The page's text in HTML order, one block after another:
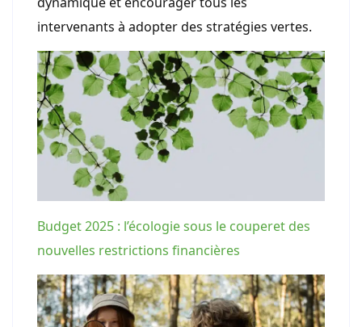
intervenants à adopter des stratégies vertes.
Budget 2025 : l’écologie sous le couperet des
nouvelles restrictions financières